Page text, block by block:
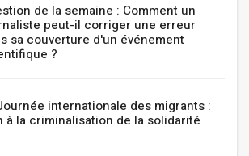
de la semaine : Comment un
peut-il corriger une erreur
sa couverture d'un événement
?
internationale des migrants :
à la criminalisation de la solidarité